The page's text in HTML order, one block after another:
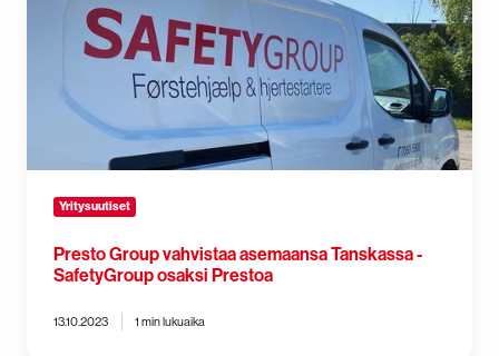
asemaansa
Tanskassa
Yritysuutiset
Presto Group vahvistaa asemaansa Tanskassa -
SafetyGroup osaksi Prestoa
13.10.2023 1 min lukuaika